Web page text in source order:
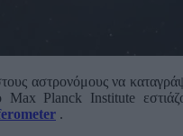
αστρονόμους να
Planck Institute
.